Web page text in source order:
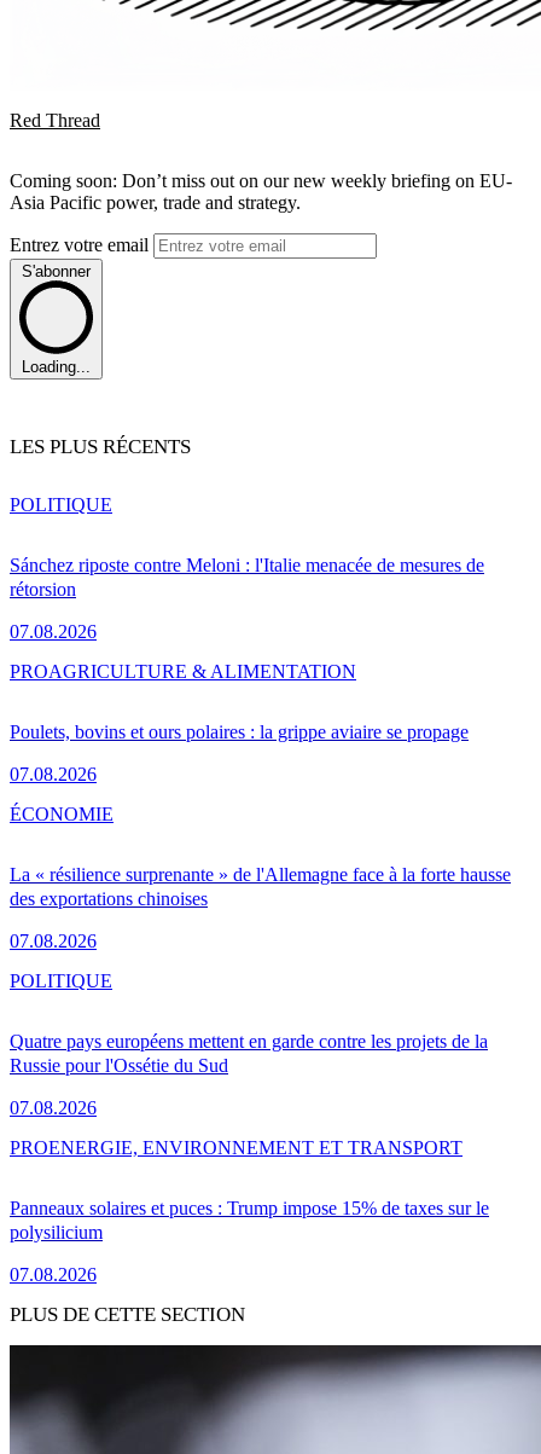
Red Thread
Coming soon: Don’t miss out on our new weekly briefing on EU-
Asia Pacific power, trade and strategy.
Entrez votre email
S'abonner
Loading...
LES PLUS RÉCENTS
Sánchez riposte contre Meloni : l'Italie menacée de mesures de
rétorsion
07.08.2026
POLITIQUE
Poulets, bovins et ours polaires : la grippe aviaire se propage
07.08.2026
PROAGRICULTURE & ALIMENTATION
La « résilience surprenante » de l'Allemagne face à la forte hausse
des exportations chinoises
07.08.2026
ÉCONOMIE
Quatre pays européens mettent en garde contre les projets de la
Russie pour l'Ossétie du Sud
07.08.2026
POLITIQUE
Panneaux solaires et puces : Trump impose 15% de taxes sur le
polysilicium
07.08.2026
PROENERGIE, ENVIRONNEMENT ET TRANSPORT
PLUS DE CETTE SECTION